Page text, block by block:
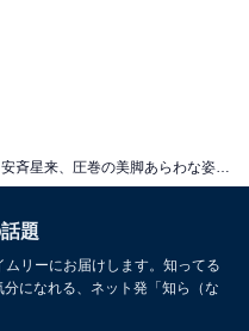
題
リーにお届けします。知ってる
になれる、ネット発「知ら（な